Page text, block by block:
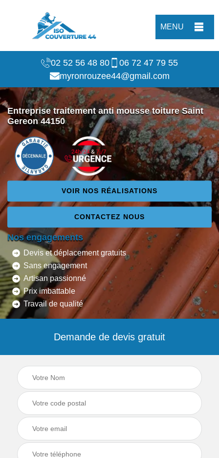
MENU
02 52 56 48 80
06 72 47 79 55
myronrouzee44@gmail.com
Entreprise traitement anti mousse toiture Saint
Gereon 44150
VOIR NOS RÉALISATIONS
CONTACTEZ NOUS
Nos engagements
Devis et déplacement gratuits
Sans engagement
Artisan passionné
Prix imbattable
Travail de qualité
Demande de devis gratuit